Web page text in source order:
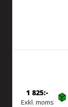
Exkl. moms
1 825